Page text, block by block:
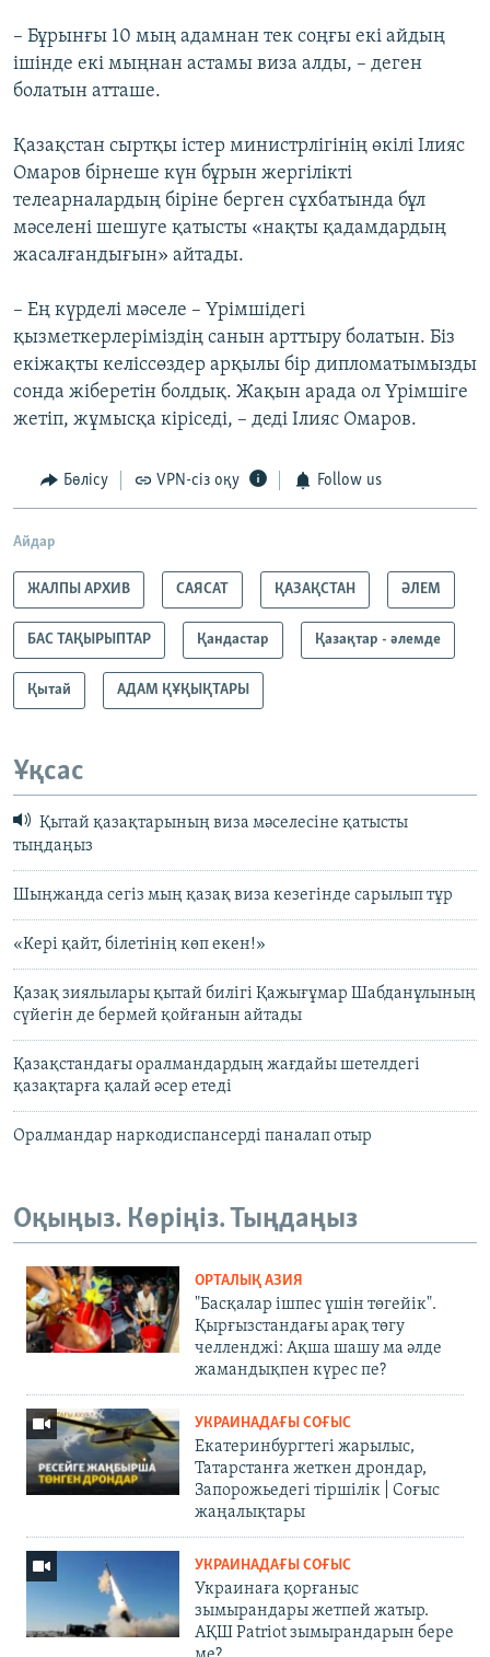
– Бұрынғы 10 мың адамнан тек соңғы екі айдың
ішінде екі мыңнан астамы виза алды, – деген
болатын атташе.
Қазақстан сыртқы істер министрлігінің өкілі Ілияс
Омаров бірнеше күн бұрын жергілікті
телеарналардың біріне берген сұхбатында бұл
мәселені шешуге қатысты «нақты қадамдардың
жасалғандығын» айтады.
– Ең күрделі мәселе – Үрімшідегі
қызметкерлеріміздің санын арттыру болатын. Біз
екіжақты келіссөздер арқылы бір дипломатымызды
сонда жіберетін болдық. Жақын арада ол Үрімшіге
жетіп, жұмысқа кіріседі, – деді Ілияс Омаров.
Бөлісу VPN-сіз оқу Follow us
Айдар
ЖАЛПЫ АРХИВ САЯСАТ ҚАЗАҚСТАН ӘЛЕМ
БАС ТАҚЫРЫПТАР Қандастар Қазақтар - әлемде
Қытай АДАМ ҚҰҚЫҚТАРЫ
Ұқсас
Қытай қазақтарының виза мәселесіне қатысты
тыңдаңыз
Шыңжаңда сегіз мың қазақ виза кезегінде сарылып тұр
«Кері қайт, білетінің көп екен!»
Қазақ зиялылары қытай билігі Қажығұмар Шабданұлының
сүйегін де бермей қойғанын айтады
Қазақстандағы оралмандардың жағдайы шетелдегі
қазақтарға қалай әсер етеді
Оралмандар наркодиспансерді паналап отыр
Оқыңыз. Көріңіз. Тыңдаңыз
ОРТАЛЫҚ АЗИЯ
"Басқалар ішпес үшін төгейік".
Қырғызстандағы арақ төгу
челленджі: Ақша шашу ма әлде
жамандықпен күрес пе?
УКРАИНАДАҒЫ СОҒЫС
Екатеринбургтегі жарылыс,
Татарстанға жеткен дрондар,
Запорожьедегі тіршілік | Cоғыс
жаңалықтары
УКРАИНАДАҒЫ СОҒЫС
Украинаға қорғаныс
зымырандары жетпей жатыр.
АҚШ Patriot зымырандарын бере